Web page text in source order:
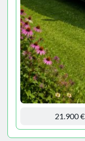
21.900 €